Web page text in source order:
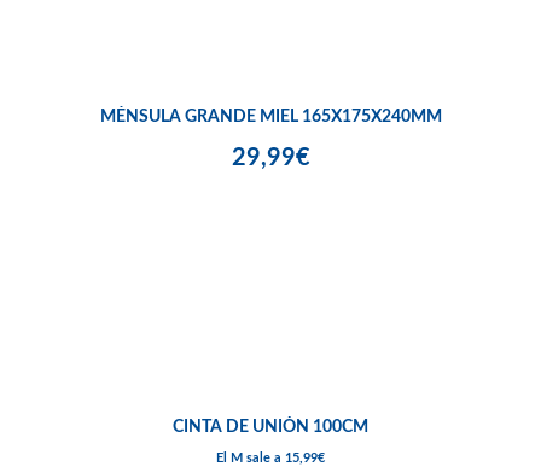
MÉNSULA GRANDE MIEL 165X175X240MM
29,99€
CINTA DE UNIÓN 100CM
El M sale a 15,99€